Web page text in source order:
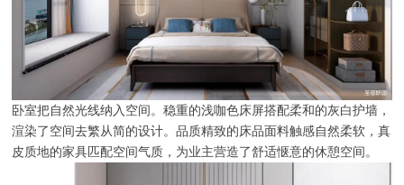
卧室把自然光线纳入空间。稳重的浅咖色床屏搭配柔和的灰白护墙，
渲染了空间去繁从简的设计。品质精致的床品面料触感自然柔软，真
皮质地的家具匹配空间气质，为业主营造了舒适惬意的休憩空间。